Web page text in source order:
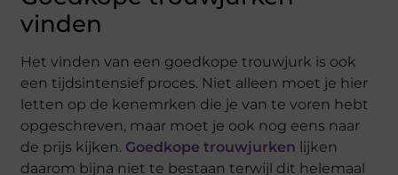
vinden
Het vinden van een goedkope trouwjurk is ook
een tijdsintensief proces. Niet alleen moet je hier
letten op de kenemrken die je van te voren hebt
opgeschreven, maar moet je ook nog eens naar
de prijs kijken. Goedkope trouwjurken lijken
daarom bijna niet te bestaan terwijl dit helemaal